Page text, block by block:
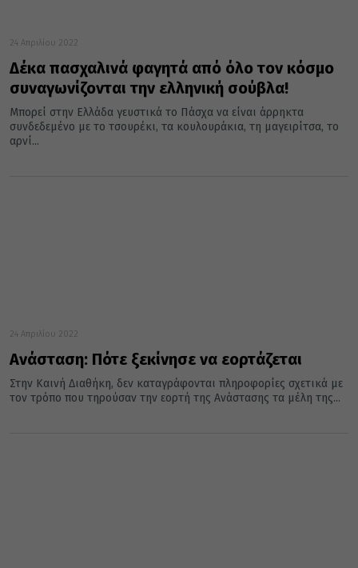
24 Απριλίου 2022
Δέκα πασχαλινά φαγητά από όλο τον κόσμο
συναγωνίζονται την ελληνική σούβλα!
Μπορεί στην Ελλάδα γευστικά το Πάσχα να είναι άρρηκτα
συνδεδεμένο με το τσουρέκι, τα κουλουράκια, τη μαγειρίτσα, το
αρνί...
24 Απριλίου 2022
Ανάσταση: Πότε ξεκίνησε να εορτάζεται
Στην Καινή Διαθήκη, δεν καταγράφονται πληροφορίες σχετικά με
τον τρόπο που τηρούσαν την εορτή της Ανάστασης τα μέλη της...